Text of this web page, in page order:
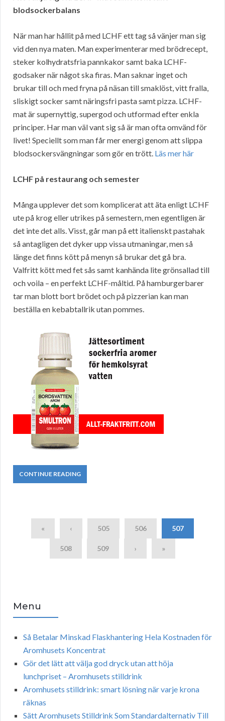
blodsockerbalans
När man har hållit på med LCHF ett tag så vänjer man sig
vid den nya maten. Man experimenterar med brödrecept,
steker kolhydratsfria pannkakor samt baka LCHF-
godsaker när något ska firas. Man saknar inget och
brukar till och med fryna på näsan till smaklöst, vitt fralla,
sliskigt socker samt näringsfri pasta samt pizza. LCHF-
mat är supernyttig, supergod och utformad efter enkla
principer. Har man väl vant sig så är man ofta omvänd för
livet! Speciellt som man får mer energi genom att slippa
blodsockersvängningar som gör en trött. Läs mer här
LCHF på restaurang och semester
Många upplever det som komplicerat att äta enligt LCHF
ute på krog eller utrikes på semestern, men egentligen är
det inte det alls. Visst, går man på ett italienskt pastahak
så antagligen det dyker upp vissa utmaningar, men så
länge det finns kött på menyn så brukar det gå bra.
Valfritt kött med fet sås samt kanhända lite grönsallad till
och voila – en perfekt LCHF-måltid. På hamburgerbarer
tar man blott bort brödet och på pizzerian kan man
beställa en kebabtallrik utan pommes.
CONTINUE READING
« ‹ 505 506 507
508 509 › »
Menu
Så Betalar Minskad Flaskhantering Hela Kostnaden för
Aromhusets Koncentrat
Gör det lätt att välja god dryck utan att höja
lunchpriset – Aromhusets stilldrink
Aromhusets stilldrink: smart lösning när varje krona
räknas
Sätt Aromhusets Stilldrink Som Standardalternativ Till